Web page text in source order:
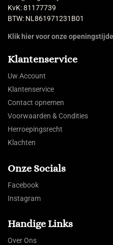
KvK: 81177739
BTW: NL861971231B01
Klik hier voor onze
Klantenservice
Uw Account
Klantenservice
Contact opnemen
Voorwaarden & Condities
Herroepingsrecht
Klachten
Onze Socials
Facebook
Instagram
Handige Links
Over Ons